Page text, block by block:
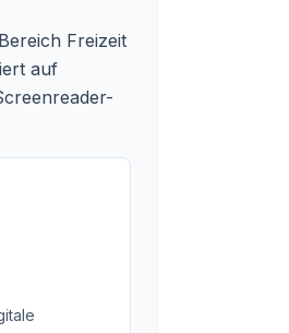
Freizeit
auf